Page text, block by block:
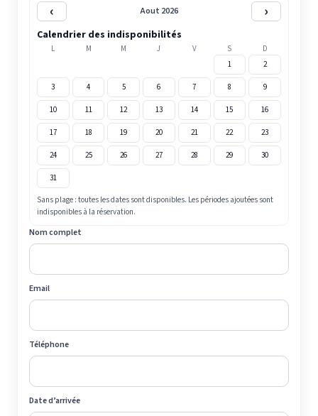
‹ Aout 2026 ›
Calendrier des indisponibilités
L M M J V S
D
1
2
3 4 5 6 7 8 9
10 11 12 13 14 15 16
17 18 19 20 21 22 23
24 25 26 27 28 29 30
31
Sans plage : toutes les dates sont disponibles. Les périodes ajoutées sont
indisponibles à la réservation.
Nom complet
Email
Téléphone
Date d’arrivée